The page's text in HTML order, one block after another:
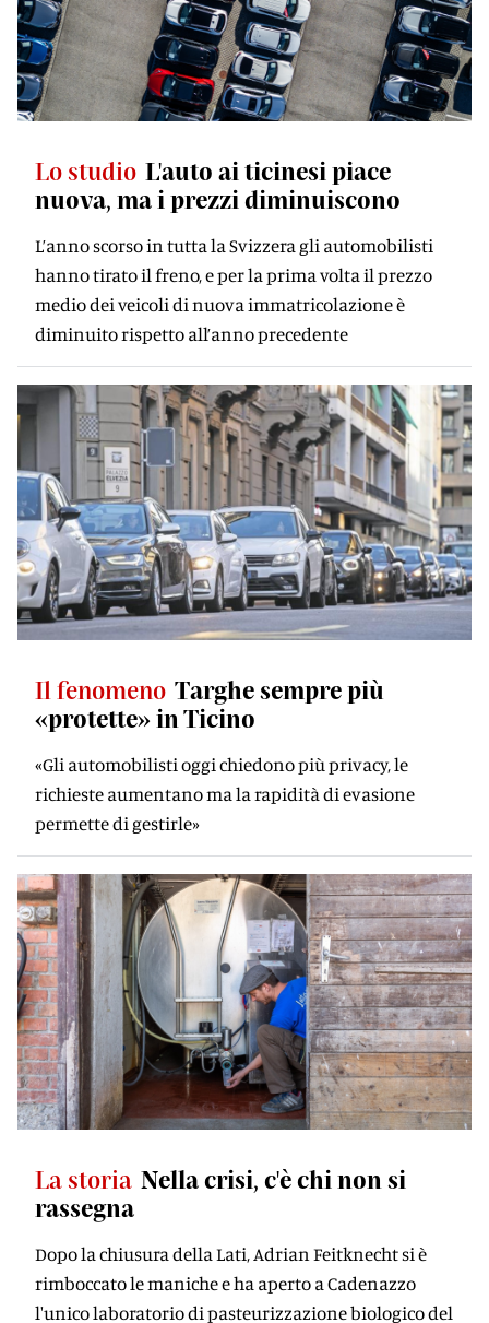
Lo studio L'auto ai ticinesi piace
nuova, ma i prezzi diminuiscono
L’anno scorso in tutta la Svizzera gli automobilisti
hanno tirato il freno, e per la prima volta il prezzo
medio dei veicoli di nuova immatricolazione è
diminuito rispetto all’anno precedente
Il fenomeno Targhe sempre più
«protette» in Ticino
«Gli automobilisti oggi chiedono più privacy, le
richieste aumentano ma la rapidità di evasione
permette di gestirle»
La storia Nella crisi, c'è chi non si
rassegna
Dopo la chiusura della Lati, Adrian Feitknecht si è
rimboccato le maniche e ha aperto a Cadenazzo
l'unico laboratorio di pasteurizzazione biologico del